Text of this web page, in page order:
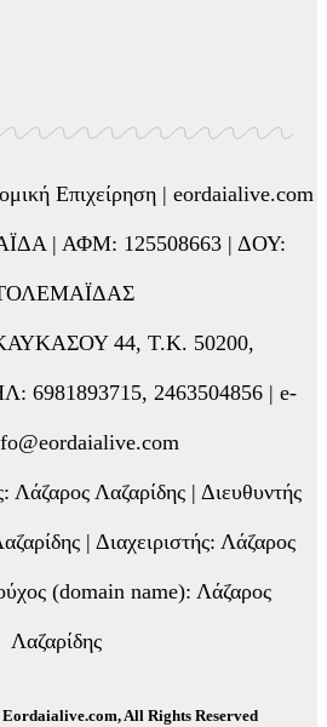
Επιχείρηση | eordaialive.com
| ΑΦΜ: 125508663 | ΔΟΥ:
44, Τ.Κ. 50200,
2463504856 | e-
Λαζαρίδης | Διευθυντής
| Διαχειριστής: Λάζαρος
(domain name): Λάζαρος
Λαζαρίδης
All Rights Reserved